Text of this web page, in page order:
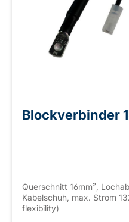
Blockverbinder
Querschnitt 16mm²,
Kabelschuh, max. Strom
flexibility)